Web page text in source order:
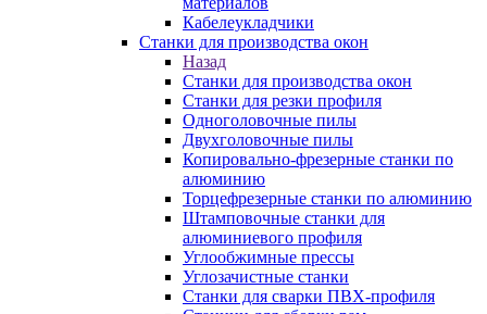
Кабелеукладчики
Станки для производства окон
Назад
Станки для производства окон
Станки для резки профиля
Одноголовочные пилы
Двухголовочные пилы
Копировально-фрезерные станки по
алюминию
Торцефрезерные станки по алюминию
Штамповочные станки для
алюминиевого профиля
Углообжимные прессы
Углозачистные станки
Станки для сварки ПВХ-профиля